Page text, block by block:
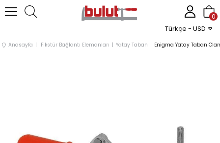
Türkçe - USD
0
Anasayfa Fikstür Bağlantı Elemanları Yatay Taban Enigma Yatay Taban